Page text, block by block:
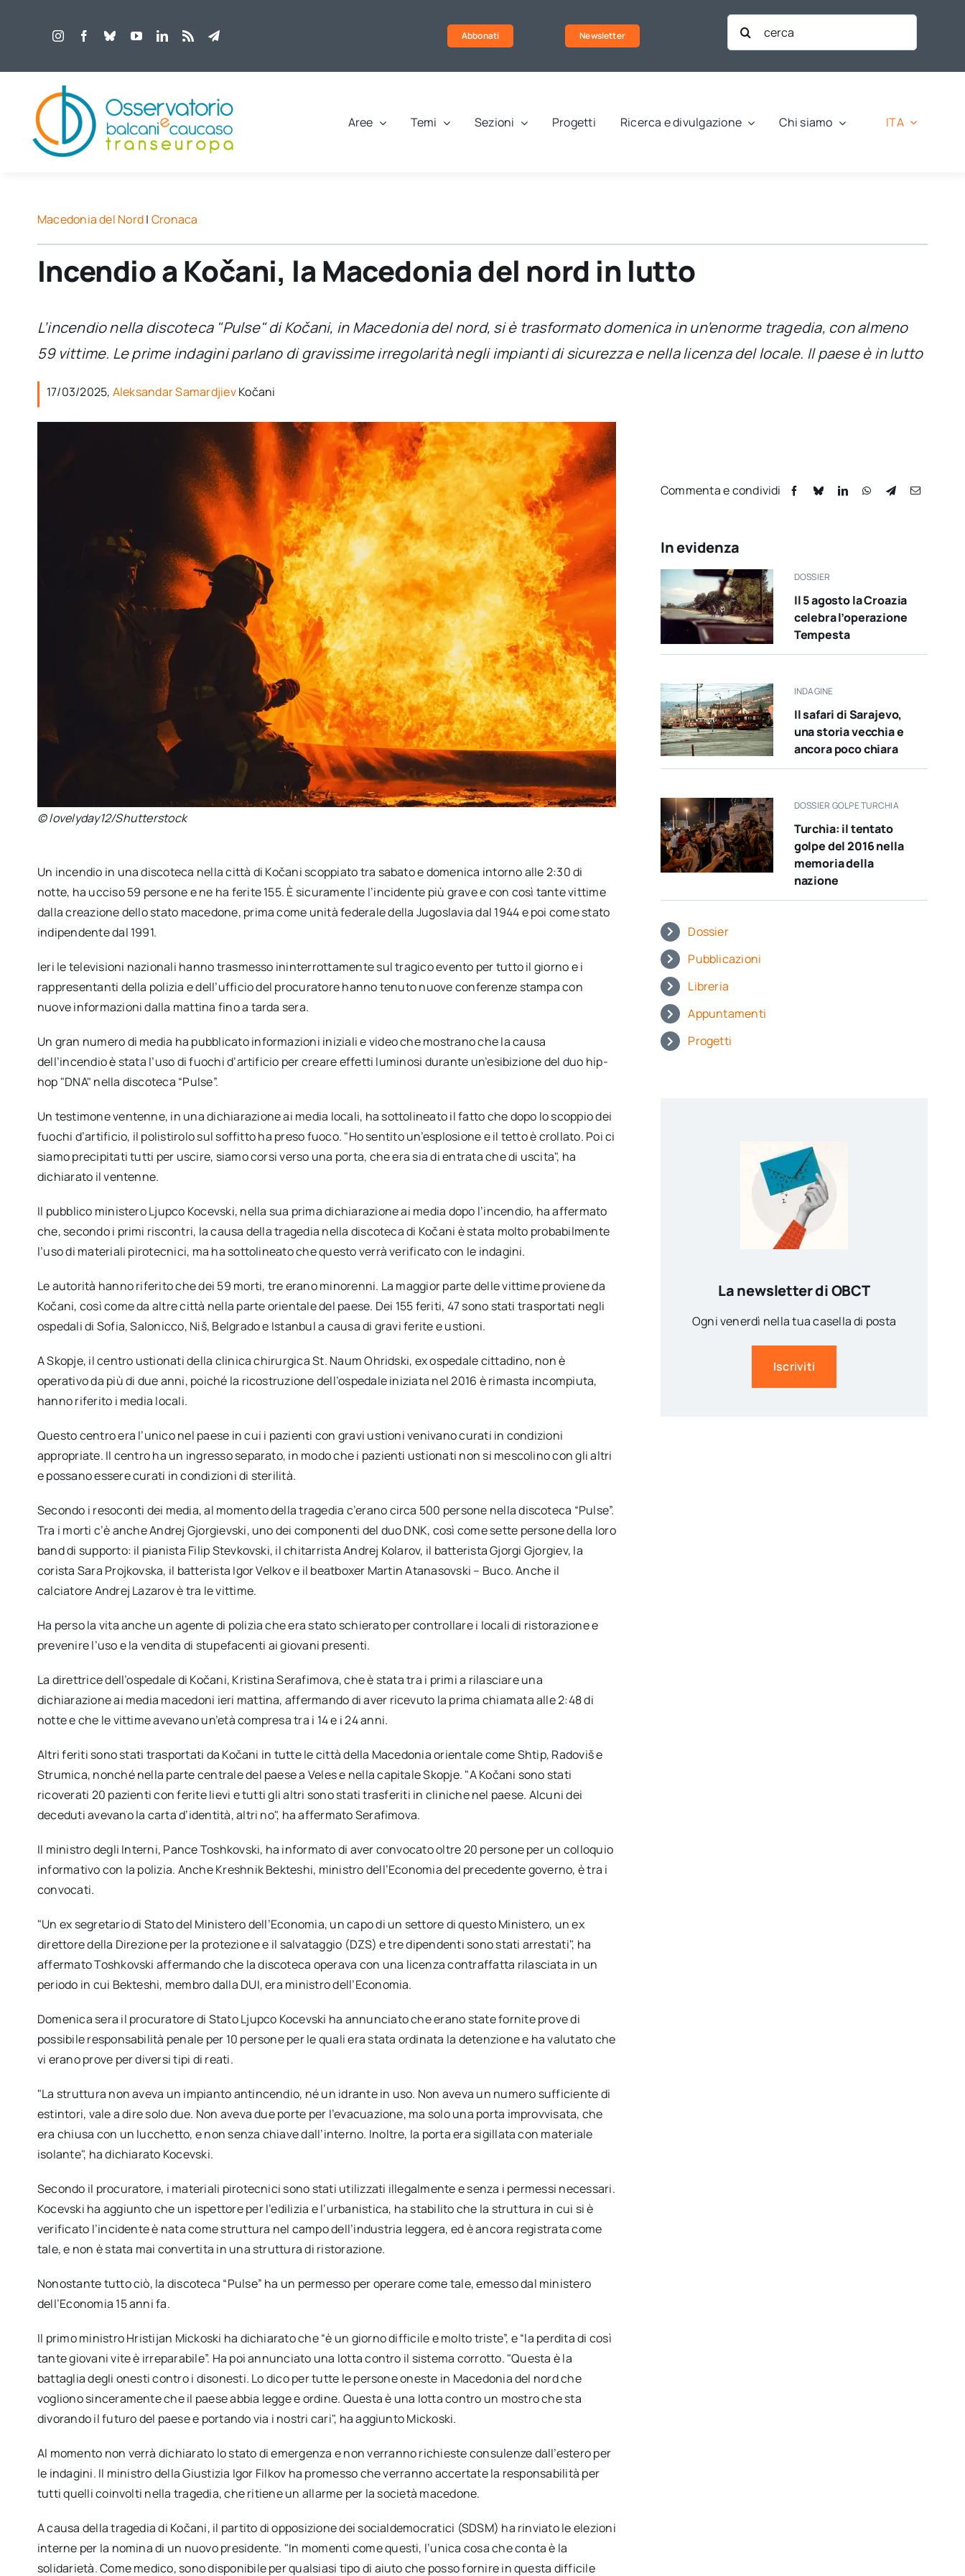
Abbonati Newsletter
Cerca
per:
Aree Temi Sezioni Progetti Ricerca e divulgazione Chi siamo ITA
Macedonia del Nord| Cronaca
Incendio a Kočani, la Macedonia del nord in lutto
L’incendio nella discoteca "Pulse" di Kočani, in Macedonia del nord, si è trasformato domenica in un’enorme tragedia, con almeno
59 vittime. Le prime indagini parlano di gravissime irregolarità negli impianti di sicurezza e nella licenza del locale. Il paese è in lutto
17/03/2025, Aleksandar SamardjievKočani
© lovelyday12/Shutterstock
Un incendio in una discoteca nella città di Kočani scoppiato tra sabato e domenica intorno alle 2:30 di
notte, ha ucciso 59 persone e ne ha ferite 155. È sicuramente l’incidente più grave e con così tante vittime
dalla creazione dello stato macedone, prima come unità federale della Jugoslavia dal 1944 e poi come stato
indipendente dal 1991.
Ieri le televisioni nazionali hanno trasmesso ininterrottamente sul tragico evento per tutto il giorno e i
rappresentanti della polizia e dell’ufficio del procuratore hanno tenuto nuove conferenze stampa con
nuove informazioni dalla mattina fino a tarda sera.
Un gran numero di media ha pubblicato informazioni iniziali e video che mostrano che la causa
dell’incendio è stata l’uso di fuochi d’artificio per creare effetti luminosi durante un’esibizione del duo hip-
hop "DNA" nella discoteca “Pulse”.
Un testimone ventenne, in una dichiarazione ai media locali, ha sottolineato il fatto che dopo lo scoppio dei
fuochi d’artificio, il polistirolo sul soffitto ha preso fuoco. "Ho sentito un’esplosione e il tetto è crollato. Poi ci
siamo precipitati tutti per uscire, siamo corsi verso una porta, che era sia di entrata che di uscita", ha
dichiarato il ventenne.
Il pubblico ministero Ljupco Kocevski, nella sua prima dichiarazione ai media dopo l’incendio, ha affermato
che, secondo i primi riscontri, la causa della tragedia nella discoteca di Kočani è stata molto probabilmente
l’uso di materiali pirotecnici, ma ha sottolineato che questo verrà verificato con le indagini.
Le autorità hanno riferito che dei 59 morti, tre erano minorenni. La maggior parte delle vittime proviene da
Kočani, così come da altre città nella parte orientale del paese. Dei 155 feriti, 47 sono stati trasportati negli
ospedali di Sofia, Salonicco, Niš, Belgrado e Istanbul a causa di gravi ferite e ustioni.
A Skopje, il centro ustionati della clinica chirurgica St. Naum Ohridski, ex ospedale cittadino, non è
operativo da più di due anni, poiché la ricostruzione dell’ospedale iniziata nel 2016 è rimasta incompiuta,
hanno riferito i media locali.
Questo centro era l’unico nel paese in cui i pazienti con gravi ustioni venivano curati in condizioni
appropriate. Il centro ha un ingresso separato, in modo che i pazienti ustionati non si mescolino con gli altri
e possano essere curati in condizioni di sterilità.
Secondo i resoconti dei media, al momento della tragedia c’erano circa 500 persone nella discoteca “Pulse”.
Tra i morti c’è anche Andrej Gjorgievski, uno dei componenti del duo DNK, così come sette persone della loro
band di supporto: il pianista Filip Stevkovski, il chitarrista Andrej Kolarov, il batterista Gjorgi Gjorgiev, la
corista Sara Projkovska, il batterista Igor Velkov e il beatboxer Martin Atanasovski – Buco. Anche il
calciatore Andrej Lazarov è tra le vittime.
Ha perso la vita anche un agente di polizia che era stato schierato per controllare i locali di ristorazione e
prevenire l’uso e la vendita di stupefacenti ai giovani presenti.
La direttrice dell’ospedale di Kočani, Kristina Serafimova, che è stata tra i primi a rilasciare una
dichiarazione ai media macedoni ieri mattina, affermando di aver ricevuto la prima chiamata alle 2:48 di
notte e che le vittime avevano un’età compresa tra i 14 e i 24 anni.
Altri feriti sono stati trasportati da Kočani in tutte le città della Macedonia orientale come Shtip, Radoviš e
Strumica, nonché nella parte centrale del paese a Veles e nella capitale Skopje. "A Kočani sono stati
ricoverati 20 pazienti con ferite lievi e tutti gli altri sono stati trasferiti in cliniche nel paese. Alcuni dei
deceduti avevano la carta d’identità, altri no", ha affermato Serafimova.
Il ministro degli Interni, Pance Toshkovski, ha informato di aver convocato oltre 20 persone per un colloquio
informativo con la polizia. Anche Kreshnik Bekteshi, ministro dell’Economia del precedente governo, è tra i
convocati.
"Un ex segretario di Stato del Ministero dell’Economia, un capo di un settore di questo Ministero, un ex
direttore della Direzione per la protezione e il salvataggio (DZS) e tre dipendenti sono stati arrestati", ha
affermato Toshkovski affermando che la discoteca operava con una licenza contraffatta rilasciata in un
periodo in cui Bekteshi, membro dalla DUI, era ministro dell’Economia.
Domenica sera il procuratore di Stato Ljupco Kocevski ha annunciato che erano state fornite prove di
possibile responsabilità penale per 10 persone per le quali era stata ordinata la detenzione e ha valutato che
vi erano prove per diversi tipi di reati.
"La struttura non aveva un impianto antincendio, né un idrante in uso. Non aveva un numero sufficiente di
estintori, vale a dire solo due. Non aveva due porte per l’evacuazione, ma solo una porta improvvisata, che
era chiusa con un lucchetto, e non senza chiave dall’interno. Inoltre, la porta era sigillata con materiale
isolante", ha dichiarato Kocevski.
Secondo il procuratore, i materiali pirotecnici sono stati utilizzati illegalmente e senza i permessi necessari.
Kocevski ha aggiunto che un ispettore per l’edilizia e l’urbanistica, ha stabilito che la struttura in cui si è
verificato l’incidente è nata come struttura nel campo dell’industria leggera, ed è ancora registrata come
tale, e non è stata mai convertita in una struttura di ristorazione.
Nonostante tutto ciò, la discoteca “Pulse” ha un permesso per operare come tale, emesso dal ministero
dell’Economia 15 anni fa.
Il primo ministro Hristijan Mickoski ha dichiarato che “è un giorno difficile e molto triste”, e “la perdita di così
tante giovani vite è irreparabile”. Ha poi annunciato una lotta contro il sistema corrotto. "Questa è la
battaglia degli onesti contro i disonesti. Lo dico per tutte le persone oneste in Macedonia del nord che
vogliono sinceramente che il paese abbia legge e ordine. Questa è una lotta contro un mostro che sta
divorando il futuro del paese e portando via i nostri cari", ha aggiunto Mickoski.
Al momento non verrà dichiarato lo stato di emergenza e non verranno richieste consulenze dall’estero per
le indagini. Il ministro della Giustizia Igor Filkov ha promesso che verranno accertate la responsabilità per
tutti quelli coinvolti nella tragedia, che ritiene un allarme per la società macedone.
A causa della tragedia di Kočani, il partito di opposizione dei socialdemocratici (SDSM) ha rinviato le elezioni
interne per la nomina di un nuovo presidente. "In momenti come questi, l’unica cosa che conta è la
solidarietà. Come medico, sono disponibile per qualsiasi tipo di aiuto che posso fornire in questa difficile
Commenta e condividi
In evidenza
DOSSIER
Il 5 agosto la Croazia
celebra l’operazione
Tempesta
INDAGINE
Il safari di Sarajevo,
una storia vecchia e
ancora poco chiara
DOSSIER GOLPE TURCHIA
Turchia: il tentato
golpe del 2016 nella
memoria della
nazione
Dossier
Pubblicazioni
Libreria
Appuntamenti
Progetti
La newsletter di OBCT
Ogni venerdì nella tua casella di posta
Iscriviti